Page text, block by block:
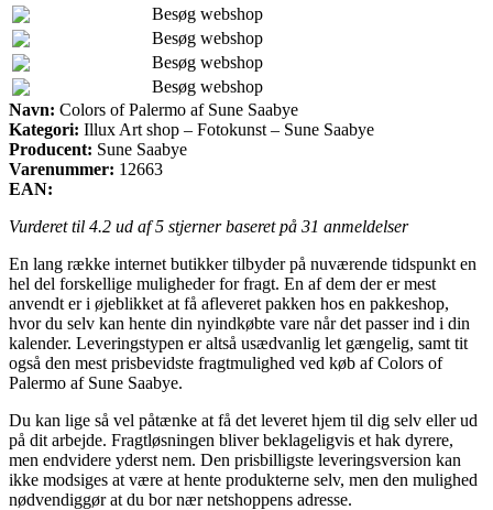
Besøg webshop
Besøg webshop
Besøg webshop
Besøg webshop
Navn: Colors of Palermo af Sune Saabye
Kategori: Illux Art shop – Fotokunst – Sune Saabye
Producent: Sune Saabye
Varenummer: 12663
EAN:
Vurderet til 4.2 ud af 5 stjerner baseret på 31 anmeldelser
En lang række internet butikker tilbyder på nuværende tidspunkt en
hel del forskellige muligheder for fragt. En af dem der er mest
anvendt er i øjeblikket at få afleveret pakken hos en pakkeshop,
hvor du selv kan hente din nyindkøbte vare når det passer ind i din
kalender. Leveringstypen er altså usædvanlig let gængelig, samt tit
også den mest prisbevidste fragtmulighed ved køb af Colors of
Palermo af Sune Saabye.
Du kan lige så vel påtænke at få det leveret hjem til dig selv eller ud
på dit arbejde. Fragtløsningen bliver beklageligvis et hak dyrere,
men endvidere yderst nem. Den prisbilligste leveringsversion kan
ikke modsiges at være at hente produkterne selv, men den mulighed
nødvendiggør at du bor nær netshoppens adresse.